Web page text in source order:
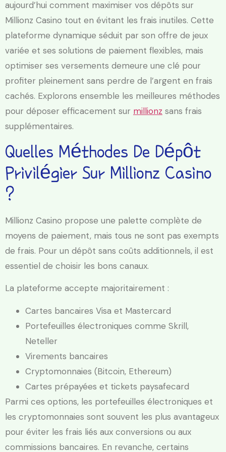
aujourd’hui comment maximiser vos dépôts sur
Millionz Casino tout en évitant les frais inutiles. Cette
plateforme dynamique séduit par son offre de jeux
variée et ses solutions de paiement flexibles, mais
optimiser ses versements demeure une clé pour
profiter pleinement sans perdre de l’argent en frais
cachés. Explorons ensemble les meilleures méthodes
pour déposer efficacement sur millionz sans frais
supplémentaires.
Quelles Méthodes De Dépôt
Privilégier Sur Millionz Casino
?
Millionz Casino propose une palette complète de
moyens de paiement, mais tous ne sont pas exempts
de frais. Pour un dépôt sans coûts additionnels, il est
essentiel de choisir les bons canaux.
La plateforme accepte majoritairement :
Cartes bancaires Visa et Mastercard
Portefeuilles électroniques comme Skrill,
Neteller
Virements bancaires
Cryptomonnaies (Bitcoin, Ethereum)
Cartes prépayées et tickets paysafecard
Parmi ces options, les portefeuilles électroniques et
les cryptomonnaies sont souvent les plus avantageux
pour éviter les frais liés aux conversions ou aux
commissions bancaires. En revanche, certains